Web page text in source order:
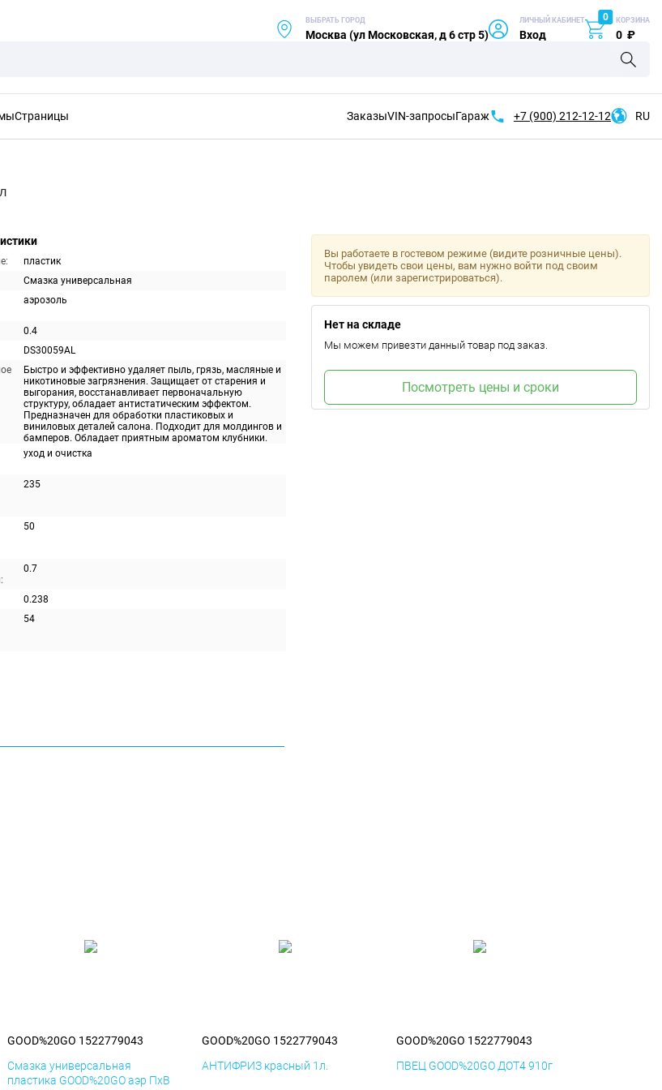
ВЫБРАТЬ ГОРОД
Москва (ул Московская, д 6 стр 5)
ЛИЧНЫЙ КАБИНЕТ
Вход
0 КОРЗИНА
0 ₽
Страницы ЗаказыVIN-запросыГараж +7 (900) 212-12-12 RU
пластик
Смазка универсальная
аэрозоль
0.4
DS30059AL
Быстро и эффективно удаляет пыль, грязь, масляные и
никотиновые загрязнения. Защищает от старения и
выгорания, восстанавливает первоначальную
структуру, обладает антистатическим эффектом.
Предназначен для обработки пластиковых и
виниловых деталей салона. Подходит для молдингов и
бамперов. Обладает приятным ароматом клубники.
уход и очистка
235
50
0.7
0.238
54
Вы работаете в гостевом режиме (видите розничные цены).
Чтобы увидеть свои цены, вам нужно войти под своим
паролем (или зарегистрироваться).
Нет на складе
Мы можем привезти данный товар под заказ.
Посмотреть цены и сроки
GOOD%20GO 1522779043
Смазка универсальная
пластика GOOD%20GO аэр ПхВ
GOOD%20GO 1522779043
АНТИФРИЗ красный 1л.
GOOD%20GO 1522779043
ПВЕЦ GOOD%20GO ДОТ4 910г